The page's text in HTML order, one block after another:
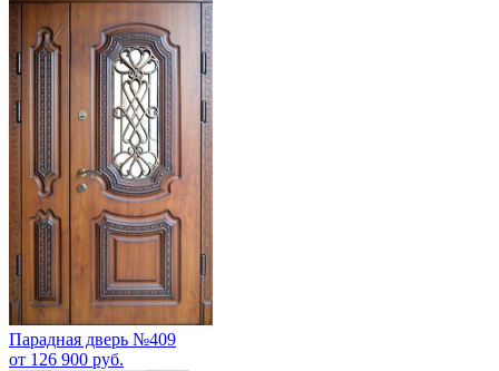
Парадная дверь №409
от 126 900 руб.